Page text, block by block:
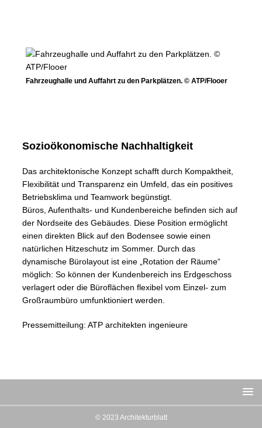
Fahrzeughalle und Auffahrt zu den Parkplätzen. © ATP/Flooer
Sozioökonomische Nachhaltigkeit
Das architektonische Konzept schafft durch Kompaktheit,
Flexibilität und Transparenz ein Umfeld, das ein positives
Betriebsklima und Teamwork begünstigt.
Büros, Aufenthalts- und Kundenbereiche befinden sich auf
der Nordseite des Gebäudes. Diese Position ermöglicht
einen direkten Blick auf den Bodensee sowie einen
natürlichen Hitzeschutz im Sommer. Durch das
dynamische Bürolayout ist eine „Rotation der Räume“
möglich: So können der Kundenbereich ins Erdgeschoss
verlagert oder die Büroflächen flexibel vom Einzel- zum
Großraumbüro umfunktioniert werden.
Pressemitteilung: ATP architekten ingenieure
© 2023 Architekturblatt